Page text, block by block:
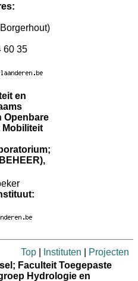
60 35
en
Openbare
Mobiliteit
,
Top Instituten
Projecten
Faculteit Toegepaste
Hydrologie en